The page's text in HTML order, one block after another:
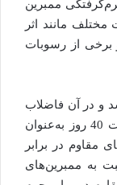
ممبرین
مانند اثر
برخی از رسوبات
8040 انجام شد و در آن فاضلاب
صنعتی شرکت هیوندایی موتور، در طی مدت 40 روز به‌عنوان
مقاوم در برابر
به ممبرین‌های